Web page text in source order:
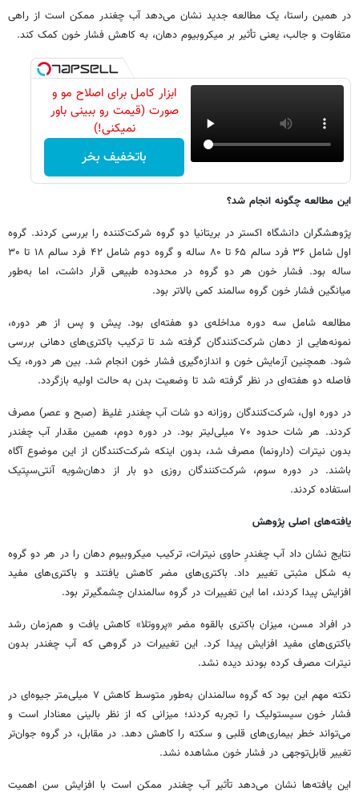
در همین راستا، یک مطالعه جدید نشان می‌دهد آب چغندر ممکن است از راهی
متفاوت و جالب، یعنی تأثیر بر میکروبیوم دهان، به کاهش فشار خون کمک کند.
ابزار کامل برای اصلاح مو و
صورت (قیمت رو ببینی باور
نمیکنی!)
باتخفیف بخر
این مطالعه چگونه انجام شد؟
پژوهشگران دانشگاه اکستر در بریتانیا دو گروه شرکت‌کننده را بررسی کردند. گروه
اول شامل ۳۶ فرد سالم ۶۵ تا ۸۰ ساله و گروه دوم شامل ۴۲ فرد سالم ۱۸ تا ۳۰
ساله بود. فشار خون هر دو گروه در محدوده طبیعی قرار داشت، اما به‌طور
میانگین فشار خون گروه سالمند کمی بالاتر بود.
مطالعه شامل سه دوره مداخله‌ی دو هفته‌ای بود. پیش و پس از هر دوره،
نمونه‌هایی از دهان شرکت‌کنندگان گرفته شد تا ترکیب باکتری‌های دهانی بررسی
شود. همچنین آزمایش خون و اندازه‌گیری فشار خون انجام شد. بین هر دوره، یک
فاصله دو هفته‌ای در نظر گرفته شد تا وضعیت بدن به حالت اولیه بازگردد.
در دوره اول، شرکت‌کنندگان روزانه دو شات آب چغندر غلیظ (صبح و عصر) مصرف
کردند. هر شات حدود ۷۰ میلی‌لیتر بود. در دوره دوم، همین مقدار آب چغندر
بدون نیترات (دارونما) مصرف شد، بدون اینکه شرکت‌کنندگان از این موضوع آگاه
باشند. در دوره سوم، شرکت‌کنندگان روزی دو بار از دهان‌شویه آنتی‌سپتیک
استفاده کردند.
یافته‌های اصلی پژوهش
نتایج نشان داد آب چغندرِ حاوی نیترات، ترکیب میکروبیوم دهان را در هر دو گروه
به شکل مثبتی تغییر داد. باکتری‌های مضر کاهش یافتند و باکتری‌های مفید
افزایش پیدا کردند، اما این تغییرات در گروه سالمندان چشمگیرتر بود.
در افراد مسن، میزان باکتری بالقوه مضر «پرووتلا» کاهش یافت و هم‌زمان رشد
باکتری‌های مفید افزایش پیدا کرد. این تغییرات در گروهی که آب چغندر بدون
نیترات مصرف کرده بودند دیده نشد.
نکته مهم این بود که گروه سالمندان به‌طور متوسط کاهش ۷ میلی‌متر جیوه‌ای در
فشار خون سیستولیک را تجربه کردند؛ میزانی که از نظر بالینی معنادار است و
می‌تواند خطر بیماری‌های قلبی و سکته را کاهش دهد. در مقابل، در گروه جوان‌تر
تغییر قابل‌توجهی در فشار خون مشاهده نشد.
این یافته‌ها نشان می‌دهد تأثیر آب چغندر ممکن است با افزایش سن اهمیت